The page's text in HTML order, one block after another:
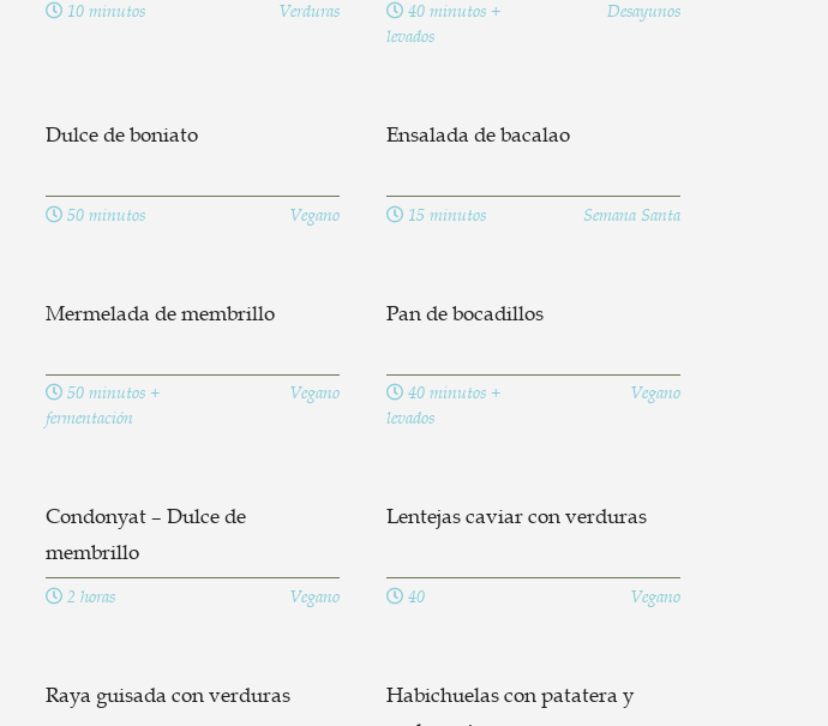
10 minutos Verduras
40 minutos +
levados
Desayunos
Dulce de boniato
50 minutos Vegano
Ensalada de bacalao
15 minutos Semana Santa
Mermelada de membrillo
50 minutos +
fermentación
Vegano
Pan de bocadillos
40 minutos +
levados
Vegano
Condonyat – Dulce de
membrillo
2 horas Vegano
Lentejas caviar con verduras
40 Vegano
Raya guisada con verduras
Habichuelas con patatera y